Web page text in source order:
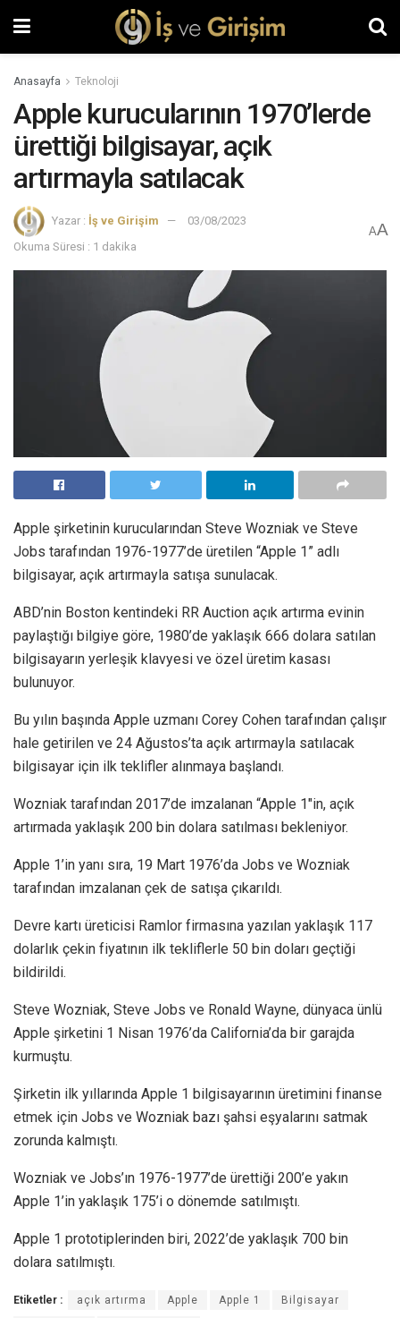
Anasayfa Teknoloji
Apple kurucularının 1970’lerde
ürettiği bilgisayar, açık
artırmayla satılacak
Yazar : İş ve Girişim
03/08/2023
Okuma Süresi : 1 dakika
AA
Apple şirketinin kurucularından Steve Wozniak ve Steve
Jobs tarafından 1976-1977’de üretilen “Apple 1” adlı
bilgisayar, açık artırmayla satışa sunulacak.
ABD’nin Boston kentindeki RR Auction açık artırma evinin
paylaştığı bilgiye göre, 1980’de yaklaşık 666 dolara satılan
bilgisayarın yerleşik klavyesi ve özel üretim kasası
bulunuyor.
Bu yılın başında Apple uzmanı Corey Cohen tarafından çalışır
hale getirilen ve 24 Ağustos’ta açık artırmayla satılacak
bilgisayar için ilk teklifler alınmaya başlandı.
Wozniak tarafından 2017’de imzalanan “Apple 1″in, açık
artırmada yaklaşık 200 bin dolara satılması bekleniyor.
Apple 1’in yanı sıra, 19 Mart 1976’da Jobs ve Wozniak
tarafından imzalanan çek de satışa çıkarıldı.
Devre kartı üreticisi Ramlor firmasına yazılan yaklaşık 117
dolarlık çekin fiyatının ilk tekliflerle 50 bin doları geçtiği
bildirildi.
Steve Wozniak, Steve Jobs ve Ronald Wayne, dünyaca ünlü
Apple şirketini 1 Nisan 1976’da California’da bir garajda
kurmuştu.
Şirketin ilk yıllarında Apple 1 bilgisayarının üretimini finanse
etmek için Jobs ve Wozniak bazı şahsi eşyalarını satmak
zorunda kalmıştı.
Wozniak ve Jobs’ın 1976-1977’de ürettiği 200’e yakın
Apple 1’in yaklaşık 175’i o dönemde satılmıştı.
Apple 1 prototiplerinden biri, 2022’de yaklaşık 700 bin
dolara satılmıştı.
Etiketler : açık artırma Apple Apple 1 Bilgisayar